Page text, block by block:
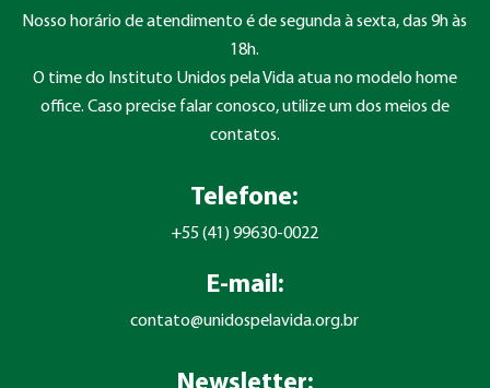
Nosso horário de atendimento é de segunda à sexta, das 9h às
18h.
O time do Instituto Unidos pela Vida atua no modelo home
office. Caso precise falar conosco, utilize um dos meios de
contatos.
Telefone:
+55 (41) 99630-0022
E-mail:
contato@unidospelavida.org.br